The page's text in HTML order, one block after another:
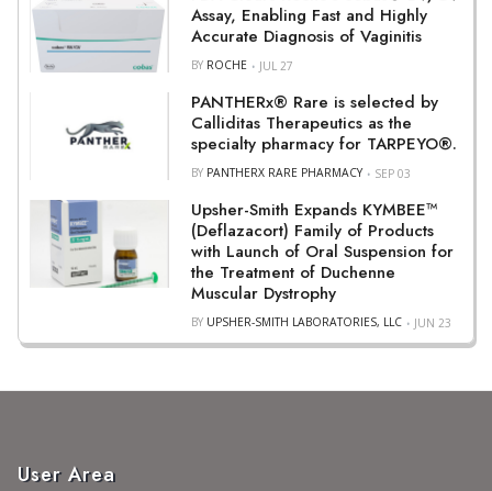
Assay, Enabling Fast and Highly
Accurate Diagnosis of Vaginitis
BY ROCHE JUL 27
PANTHERx® Rare is selected by
Calliditas Therapeutics as the
specialty pharmacy for TARPEYO®.
BY PANTHERX RARE PHARMACY SEP 03
Upsher-Smith Expands KYMBEE™
(Deflazacort) Family of Products
with Launch of Oral Suspension for
the Treatment of Duchenne
Muscular Dystrophy
BY UPSHER-SMITH LABORATORIES, LLC JUN 23
User Area